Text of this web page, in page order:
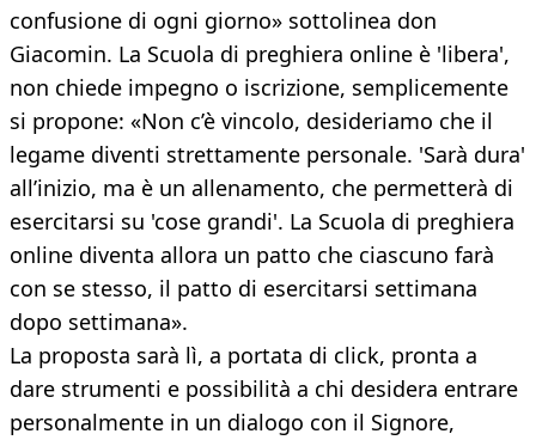
confusione di ogni giorno» sottolinea don
Giacomin. La Scuola di preghiera online è 'libera',
non chiede impegno o iscrizione, semplicemente
si propone: «Non c’è vincolo, desideriamo che il
legame diventi strettamente personale. 'Sarà dura'
all’inizio, ma è un allenamento, che permetterà di
esercitarsi su 'cose grandi'. La Scuola di preghiera
online diventa allora un patto che ciascuno farà
con se stesso, il patto di esercitarsi settimana
dopo settimana».
La proposta sarà lì, a portata di click, pronta a
dare strumenti e possibilità a chi desidera entrare
personalmente in un dialogo con il Signore,